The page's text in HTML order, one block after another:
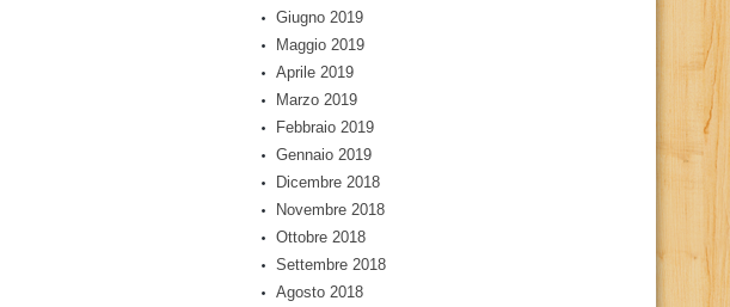
Giugno 2019
Maggio 2019
Aprile 2019
Marzo 2019
Febbraio 2019
Gennaio 2019
Dicembre 2018
Novembre 2018
Ottobre 2018
Settembre 2018
Agosto 2018